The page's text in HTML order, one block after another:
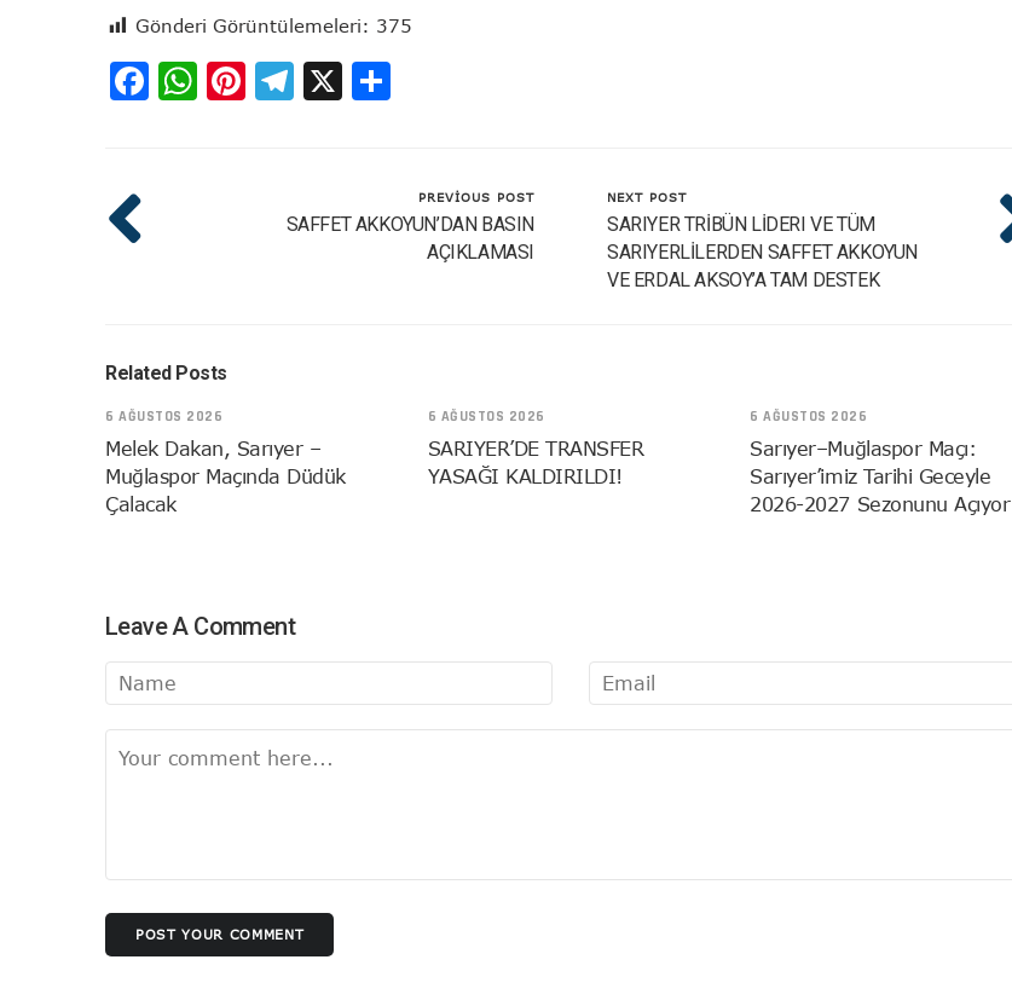
Gönderi Görüntülemeleri: 375
Facebook
WhatsApp
Pinterest
Telegram
X
PREVIOUS POST
SAFFET AKKOYUN’DAN BASIN
AÇIKLAMASI
NEXT POST
SARIYER TRİBÜN LİDERI VE TÜM
SARIYERLİLERDEN SAFFET AKKOYUN
VE ERDAL AKSOY’A TAM DESTEK
Related Posts
6 AĞUSTOS 2026
Melek Dakan, Sarıyer –
Muğlaspor Maçında Düdük
Çalacak
6 AĞUSTOS 2026
SARIYER’DE TRANSFER
YASAĞI KALDIRILDI!
6 AĞUSTOS 2026
Sarıyer–Muğlaspor Maçı:
Sarıyer’imiz Tarihi Geceyle
2026-2027 Sezonunu Açıyor
Leave A Comment
POST YOUR COMMENT